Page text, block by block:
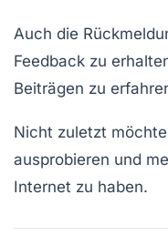
Auch die
Feedback zu
Beiträgen zu
Nicht zuletzt
ausprobieren und
Internet zu haben.